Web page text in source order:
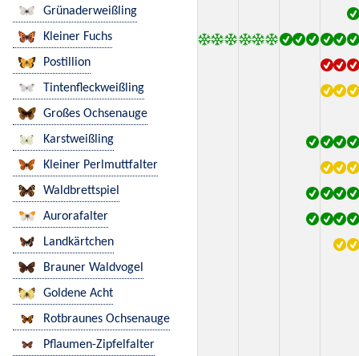
Grünaderweißling
Kleiner Fuchs
Postillion
Tintenfleckweißling
Großes Ochsenauge
Karstweißling
Kleiner Perlmuttfalter
Waldbrettspiel
Aurorafalter
Landkärtchen
Brauner Waldvogel
Goldene Acht
Rotbraunes Ochsenauge
Pflaumen-Zipfelfalter